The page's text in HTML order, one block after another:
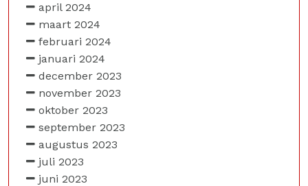
april 2024
maart 2024
februari 2024
januari 2024
december 2023
november 2023
oktober 2023
september 2023
augustus 2023
juli 2023
juni 2023